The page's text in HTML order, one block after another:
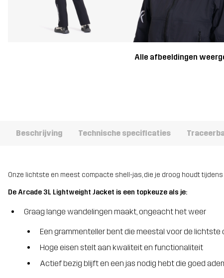
Alle afbeeldingen
Beschrijving Technische specificaties
Onze lichtste en meest compacte shell-jas, die je droog houdt
De Arcade 3L Lightweight Jacket is een topkeuze als je:
Graag lange wandelingen maakt, ongeacht het weer
Een grammenteller bent die meestal voor de lichtste
Hoge eisen stelt aan kwaliteit en functionaliteit
Actief bezig blijft en een jas nodig hebt die goed